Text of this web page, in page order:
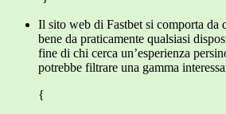
Il sito web di Fastbet si comporta da
bene da praticamente qualsiasi
fine di chi cerca un’esperienza
potrebbe filtrare una gamma
{